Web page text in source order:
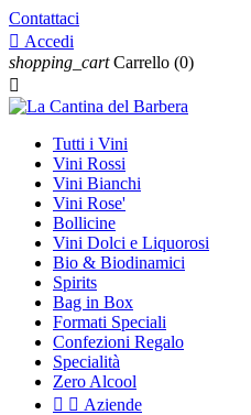
Contattaci
 Accedi
shopping_cart Carrello (0)

Tutti i Vini
Vini Rossi
Vini Bianchi
Vini Rose'
Bollicine
Vini Dolci e Liquorosi
Bio & Biodinamici
Spirits
Bag in Box
Formati Speciali
Confezioni Regalo
Specialità
Zero Alcool
  Aziende